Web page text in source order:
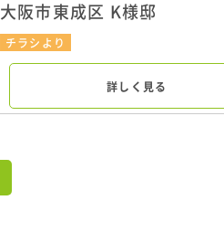
大阪市東成区 K様邸
チラシより
詳しく見る